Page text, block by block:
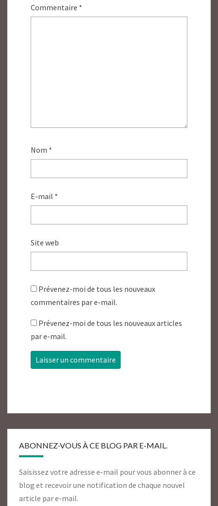
Commentaire *
Nom *
E-mail *
Site web
Prévenez-moi de tous les nouveaux
commentaires par e-mail.
Prévenez-moi de tous les nouveaux articles
par e-mail.
ABONNEZ-VOUS À CE BLOG PAR E-MAIL.
Saisissez votre adresse e-mail pour vous abonner à ce
blog et recevoir une notification de chaque nouvel
article par e-mail.